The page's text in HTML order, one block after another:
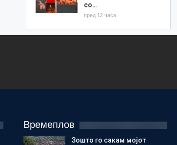
со…
пред 12 часа
Времеплов
Зошто го сакам мојот